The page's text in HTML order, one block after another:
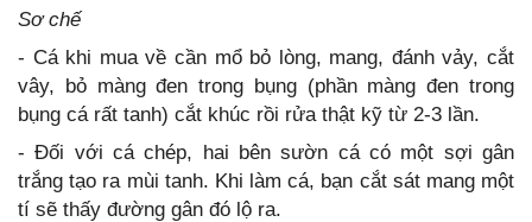
Sơ chế
- Cá khi mua về cần mổ bỏ lòng, mang, đánh vảy, cắt
vây, bỏ màng đen trong bụng (phần màng đen trong
bụng cá rất tanh) cắt khúc rồi rửa thật kỹ từ 2-3 lần.
- Đối với cá chép, hai bên sườn cá có một sợi gân
trắng tạo ra mùi tanh. Khi làm cá, bạn cắt sát mang một
tí sẽ thấy đường gân đó lộ ra.